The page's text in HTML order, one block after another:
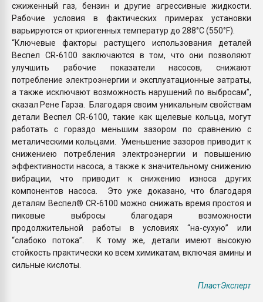
сжиженный газ, бензин и другие агрессивные жидкости.
Рабочие условия в фактических примерах установки
варьируются от криогенных температур до 288°C (550°F).
“Ключевые факторы растущего использования деталей
Веспел CR-6100 заключаются в том, что они позволяют
улучшить рабочие показатели насосов, снижают
потребление электроэнергии и эксплуатационные затраты,
а также исключают возможность нарушений по выбросам”,
сказал Рене Гарза. Благодаря своим уникальным свойствам
детали Веспел CR-6100, такие как щелевые кольца, могут
работать с гораздо меньшим зазором по сравнению с
металическими кольцами. Уменьшение зазоров приводит к
снижениею потребления электроэнергии и повышению
эффективности насоса, а также к значительному снижению
вибрации, что приводит к снижению износа других
компонентов насоса. Это уже доказано, что благодаря
деталям Веспел® CR-6100 можно снижать время простоя и
пиковые выбросы благодаря возможности
продолжительной работы в условиях “на-сухую” или
“слабоко потока”. К тому же, детали имеют высокую
стойкость практически ко всем химикатам, включая амины и
сильные кислоты.
ПластЭксперт